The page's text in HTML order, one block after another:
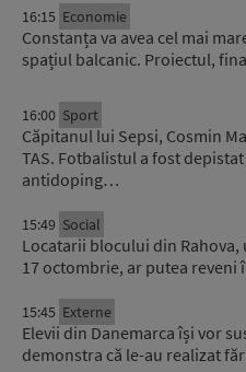
16:15 Economie
Constanța va avea cel mai
spațiul balcanic. Proiectul,
16:00 Sport
Căpitanul lui Sepsi, Cosmin
TAS. Fotbalistul a fost
antidoping…
15:49 Social
Locatarii blocului din Rahova,
17 octombrie, ar putea
15:45 Externe
Elevii din Danemarca își vor
demonstra că le-au realizat